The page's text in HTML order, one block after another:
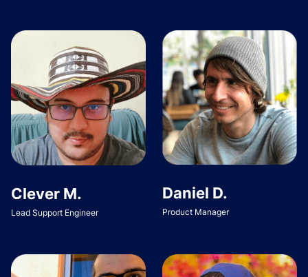
Clever M.
Lead Support Engineer
Daniel D.
Product Manager